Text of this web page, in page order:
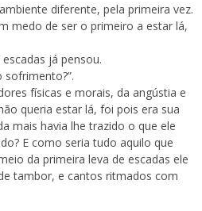
diferente, pela primeira vez.
medo de ser o primeiro a estar lá,
já pensou.
sofrimento?”.
físicas e morais, da angústia e
queria estar lá, foi pois era sua
mais havia lhe trazido o que ele
E como seria tudo aquilo que
da primeira leva de escadas ele
tambor, e cantos ritmados com